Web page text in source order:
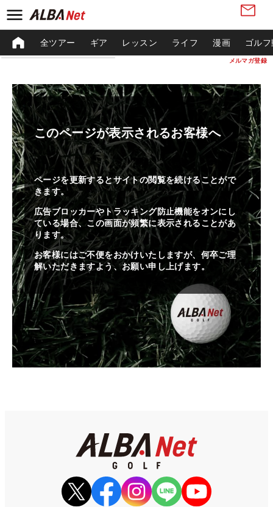
メルマガ登録
全ツアー ギア レッスン ライフ 漫画 ゴル
このページが表示されるお客様へ
ページを更新するとサイトの閲覧を続けることがで
きます。
広告ブロッカーやトラッキング防止機能をオンにし
ている場合、この画面が頻繁に表示されることがあ
ります。
お客様にはご不便をおかけいたしますが、何卒ご理
解いただきますよう、お願い申し上げます。